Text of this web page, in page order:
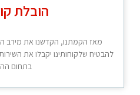
הובלת
מאז הקמתנו, הקדשנו את מירב
להבטיח שלקוחותינו יקבלו את
בתחום